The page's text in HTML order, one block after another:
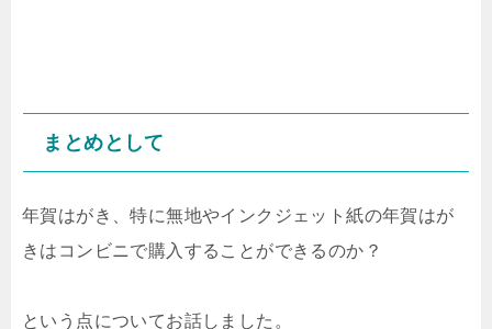
まとめとして
年賀はがき、特に無地やインクジェット紙の年賀はが
きはコンビニで購入することができるのか？
という点についてお話しました。